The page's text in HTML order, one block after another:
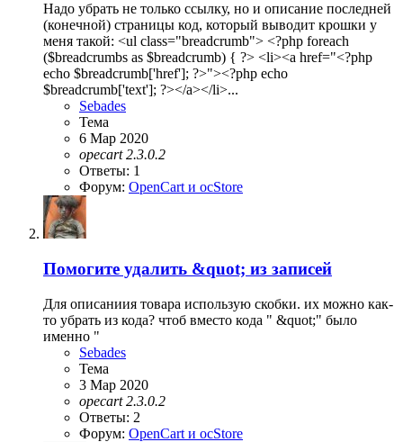
Надо убрать не только ссылку, но и описание последней
(конечной) страницы код, который выводит крошки у
меня такой: <ul class="breadcrumb"> <?php foreach
($breadcrumbs as $breadcrumb) { ?> <li><a href="<?php
echo $breadcrumb['href']; ?>"><?php echo
$breadcrumb['text']; ?></a></li>...
Sebades
Тема
6 Мар 2020
opecart 2.3.0.2
Ответы: 1
Форум: OpenCart и ocStore
Помогите удалить &quot; из записей
Для описаниия товара использую скобки. их можно как-
то убрать из кода? чтоб вместо кода " &quot;" было
именно "
Sebades
Тема
3 Мар 2020
opecart 2.3.0.2
Ответы: 2
Форум: OpenCart и ocStore